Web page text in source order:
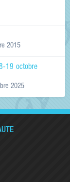
2015
19 octobre
2025